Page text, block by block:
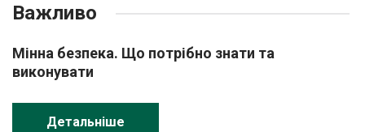
Важливо
Мінна безпека. Що потрібно знати та
виконувати
Детальніше